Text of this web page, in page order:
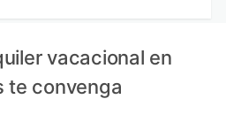
vacacional en
te convenga